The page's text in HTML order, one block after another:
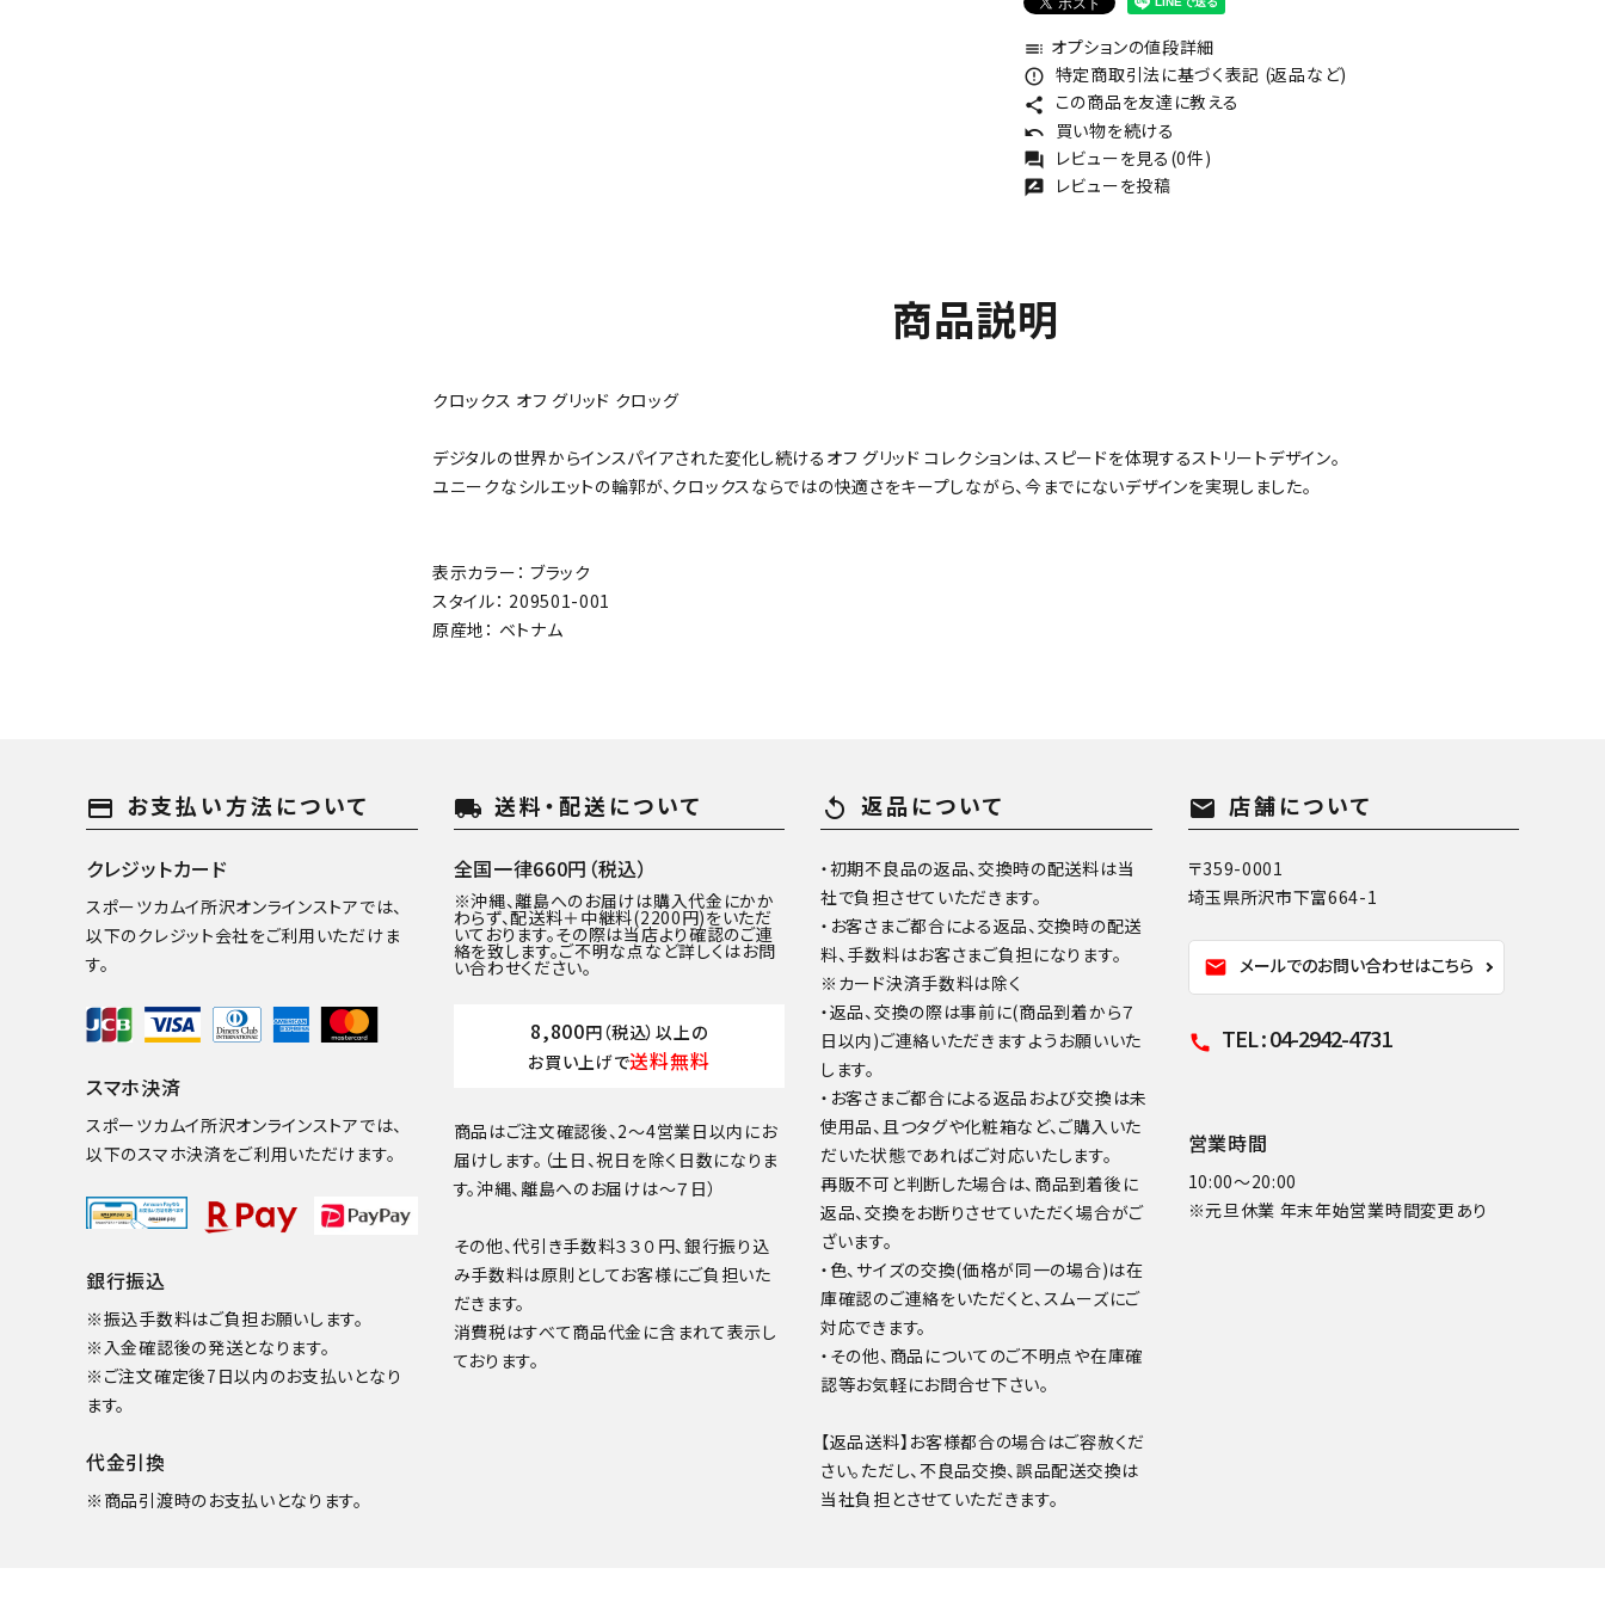
toc オプションの値段詳細
error_outline 特定商取引法に基づく表記 (返品など)
share この商品を友達に教える
undo 買い物を続ける
forum レビューを見る(0件)
rate_review レビューを投稿
商品説明
クロックス オフ グリッド クロッグ
デジタルの世界からインスパイアされた変化し続けるオフ グリッド コレクションは、スピードを体現するストリートデザイン。
ユニークなシルエットの輪郭が、クロックスならではの快適さをキープしながら、今までにないデザインを実現しました。
表示カラー： ブラック
スタイル： 209501-001
原産地： ベトナム
payment お支払い方法について
クレジットカード
スポーツカムイ所沢オンラインストアでは、
以下のクレジット会社をご利用いただけま
す。
スマホ決済
スポーツカムイ所沢オンラインストアでは、
以下のスマホ決済をご利用いただけます。
銀行振込
※振込手数料はご負担お願いします。
※入金確認後の発送となります。
※ご注文確定後7日以内のお支払いとなり
ます。
代金引換
※商品引渡時のお支払いとなります。
local_shipping 送料・配送について
全国一律660円（税込）
※沖縄、離島へのお届けは購入代金にかか
わらず、配送料＋中継料(2200円)をいただ
いております。その際は当店より確認のご連
絡を致します。ご不明な点など詳しくはお問
い合わせください。
8,800円（税込）以上の
お買い上げで送料無料
商品はご注文確認後、2～4営業日以内にお
届けします。（土日、祝日を除く日数になりま
す。沖縄、離島へのお届けは～７日）
その他、代引き手数料３３０円、銀行振り込
み手数料は原則としてお客様にご負担いた
だきます。
消費税はすべて商品代金に含まれて表示し
ております。
replay 返品について
・初期不良品の返品、交換時の配送料は当
社で負担させていただきます。
・お客さまご都合による返品、交換時の配送
料、手数料はお客さまご負担になります。
※カード決済手数料は除く
・返品、交換の際は事前に(商品到着から７
日以内)ご連絡いただきますようお願いいた
します。
・お客さまご都合による返品および交換は未
使用品、且つタグや化粧箱など、ご購入いた
だいた状態であればご対応いたします。
再販不可と判断した場合は、商品到着後に
返品、交換をお断りさせていただく場合がご
ざいます。
・色、サイズの交換(価格が同一の場合)は在
庫確認のご連絡をいただくと、スムーズにご
対応できます。
・その他、商品についてのご不明点や在庫確
認等お気軽にお問合せ下さい。
【返品送料】お客様都合の場合はご容赦くだ
さい。ただし、不良品交換、誤品配送交換は
当社負担とさせていただきます。
mail 店舗について
〒359-0001
埼玉県所沢市下富664-1
mail メールでのお問い合わせはこちら
call TEL : 04-2942-4731
営業時間
10:00～20:00
※元旦休業 年末年始営業時間変更あり